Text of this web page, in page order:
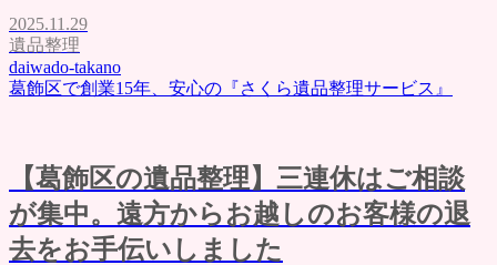
2025.11.29
遺品整理
daiwado-takano
葛飾区で創業15年、安心の『さくら遺品整理サービス』
【葛飾区の遺品整理】三連休はご相談
が集中。遠方からお越しのお客様の退
去をお手伝いしました